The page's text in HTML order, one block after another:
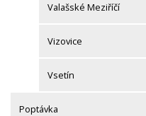
Valašské Meziříčí
Vizovice
Vsetín
Poptávka